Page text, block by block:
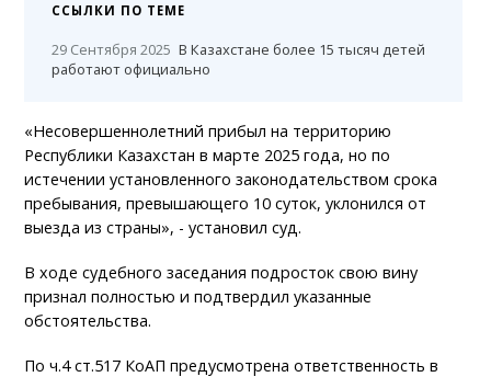
ССЫЛКИ ПО ТЕМЕ
29 Сентября 2025 В Казахстане более 15 тысяч детей
работают официально
«Несовершеннолетний прибыл на территорию
Республики Казахстан в марте 2025 года, но по
истечении установленного законодательством срока
пребывания, превышающего 10 суток, уклонился от
выезда из страны», - установил суд.
В ходе судебного заседания подросток свою вину
признал полностью и подтвердил указанные
обстоятельства.
По ч.4 ст.517 КоАП предусмотрена ответственность в